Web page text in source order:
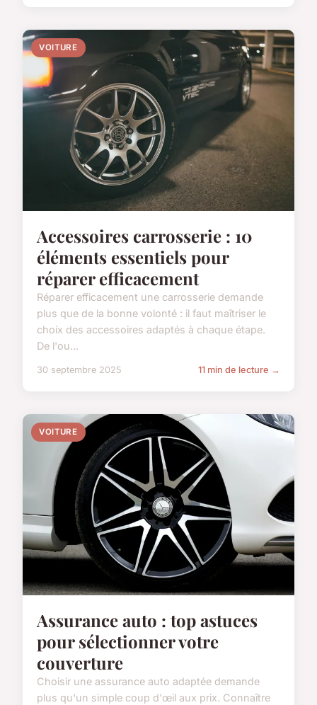
VOITURE
Accessoires carrosserie : 10
éléments essentiels pour
réparer efficacement
Réparer efficacement une carrosserie demande
plus que de la bonne volonté : il faut maîtriser le
choix des accessoires adaptés à chaque étape.
De l'ou...
30 septembre 2025 11 min de lecture →
VOITURE
Assurance auto : top astuces
pour sélectionner votre
couverture
Choisir une assurance auto adaptée demande
plus qu'un simple coup d'œil aux prix. Connaître